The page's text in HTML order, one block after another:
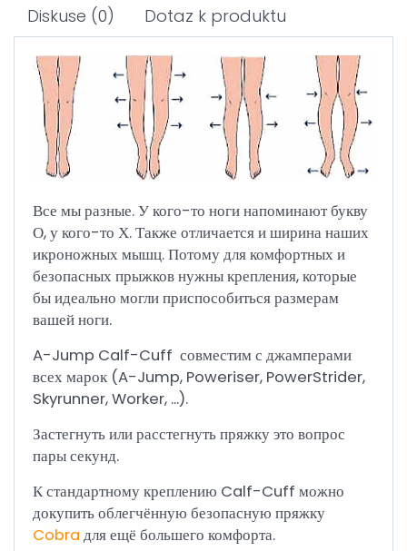
Diskuse (0) Dotaz k produktu
Все мы разные. У кого-то ноги напоминают букву
О, у кого-то Х. Также отличается и ширина наших
икроножных мышц. Потому для комфортных и
безопасных прыжков нужны крепления, которые
бы идеально могли приспособиться размерам
вашей ноги.
A-Jump Calf-Cuff совместим с джамперами
всех марок (A-Jump, Poweriser, PowerStrider,
Skyrunner, Worker, ...).
Застегнуть или расстегнуть пряжку это вопрос
пары секунд.
К стандартному креплению Calf-Cuff можно
докупить облегчённую безопасную пряжку
Cobra для ещё большего комфорта.